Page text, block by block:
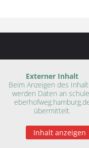
Externer Inhalt
Beim Anzeigen des
werden Daten an
übermittelt.
Inhalt anzeigen